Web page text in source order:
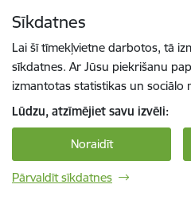
Sīkdatnes
Lai šī tīmekļvietne darbotos, tā
sīkdatnes. Ar Jūsu piekrišanu
izmantotas statistikas un sociālo
Lūdzu, atzīmējiet savu izvēli:
Noraidīt
Pārvaldīt sīkdatnes